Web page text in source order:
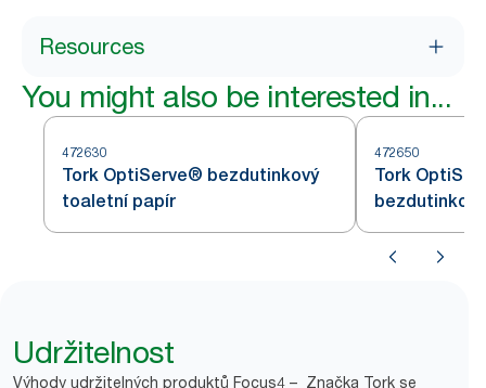
Resources
You might also be interested in...
472630
Tork OptiServe® bezdutinkový
toaletní papír
472650
Tork
Udržitelnost
Výhody udržitelných produktů Focus4 – Značka Tork se